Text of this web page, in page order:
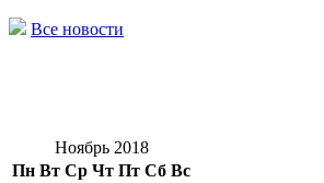
Все новости
Ноябрь 2018
Пн Вт Ср Чт Пт Сб Вс